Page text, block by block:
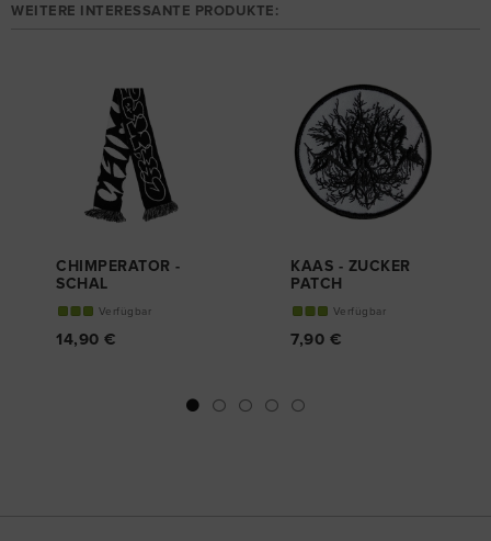
WEITERE INTERESSANTE PRODUKTE:
CHIMPERATOR -
SCHAL
Verfügbar
14,90 €
KAAS - ZUCKER
PATCH
Verfügbar
7,90 €